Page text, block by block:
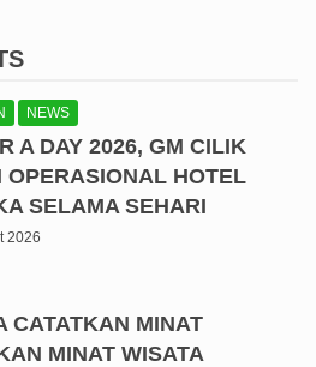
NEWS
A DAY 2026, GM CILIK
OPERASIONAL HOTEL
SELAMA SEHARI
2026
CATATKAN MINAT
MINAT WISATA